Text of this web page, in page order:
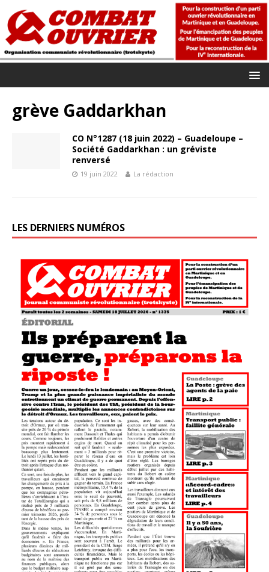
grève Gaddarkhan
CO N°1287 (18 juin 2022) – Guadeloupe –
Société Gaddarkhan : un gréviste
renversé
19 juin 2022 La rédaction
LES DERNIERS NUMÉROS